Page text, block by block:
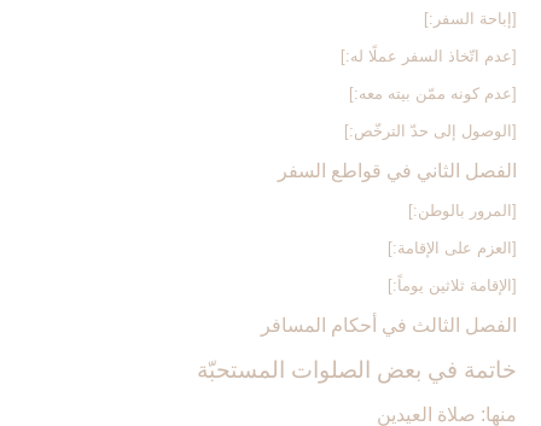
[إباحة السفر:]
[عدم اتّخاذ السفر عملًا له:]
[عدم كونه ممّن بيته معه:]
[الوصول إلى حدّ الترخّص:]
الفصل الثاني في قواطع السفر
[المرور بالوطن:]
[العزم على الإقامة:]
[الإقامة ثلاثين يوماً:]
الفصل الثالث في أحكام المسافر
خاتمة في بعض الصلوات المستحبّة
منها: صلاة العيدين‏